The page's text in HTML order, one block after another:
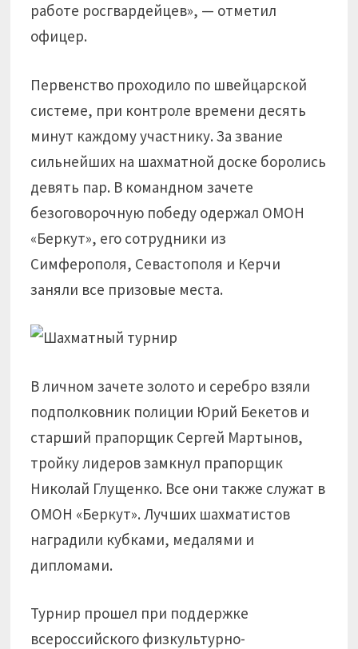
работе росгвардейцев», — отметил
офицер.
Первенство проходило по швейцарской
системе, при контроле времени десять
минут каждому участнику. За звание
сильнейших на шахматной доске боролись
девять пар. В командном зачете
безоговорочную победу одержал ОМОН
«Беркут», его сотрудники из
Симферополя, Севастополя и Керчи
заняли все призовые места.
В личном зачете золото и серебро взяли
подполковник полиции Юрий Бекетов и
старший прапорщик Сергей Мартынов,
тройку лидеров замкнул прапорщик
Николай Глущенко. Все они также служат в
ОМОН «Беркут». Лучших шахматистов
наградили кубками, медалями и
дипломами.
Турнир прошел при поддержке
всероссийского физкультурно-